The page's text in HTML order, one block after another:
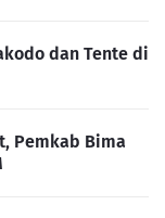
dan Tente di
Pemkab Bima